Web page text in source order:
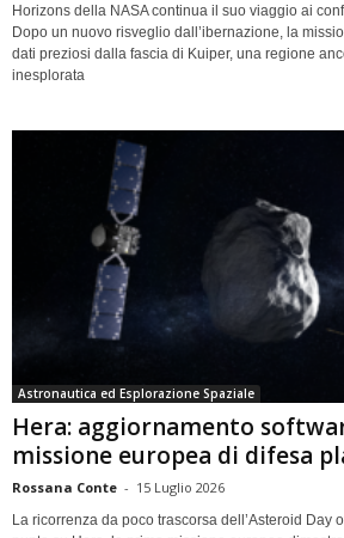
Horizons della NASA continua il suo viaggio ai
Dopo un nuovo risveglio dall’ibernazione, la
dati preziosi dalla fascia di Kuiper, una regione
inesplorata
Astronautica ed Esplorazione Spaziale
Hera: aggiornamento
missione europea di difesa
Rossana Conte - 15 Luglio 2026
La ricorrenza da poco trascorsa dell’Asteroid Day